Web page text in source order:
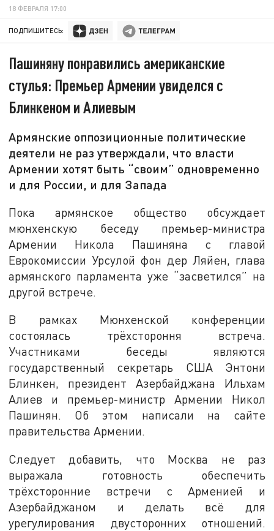
18 ФЕВРАЛЯ 17:00
ПОДПИШИТЕСЬ:
Пашиняну понравились американские
стулья: Премьер Армении увиделся с
Блинкеном и Алиевым
Армянские оппозиционные политические
деятели не раз утверждали, что власти
Армении хотят быть “своим” одновременно
и для России, и для Запада
Пока армянское общество обсуждает
мюнхенскую беседу премьер-министра
Армении Никола Пашиняна с главой
Еврокомиссии Урсулой фон дер Ляйен, глава
армянского парламента уже “засветился” на
другой встрече.
В рамках Мюнхенской конференции
состоялась трёхстороння встреча.
Участниками беседы являются
государственный секретарь США Энтони
Блинкен, президент Азербайджана Ильхам
Алиев и премьер-министр Армении Никол
Пашинян. Об этом написали на сайте
правительства Армении.
Следует добавить, что Москва не раз
выражала готовность обеспечить
трёхсторонние встречи с Арменией и
Азербайджаном и делать всё для
урегулирования двусторонних отношений.